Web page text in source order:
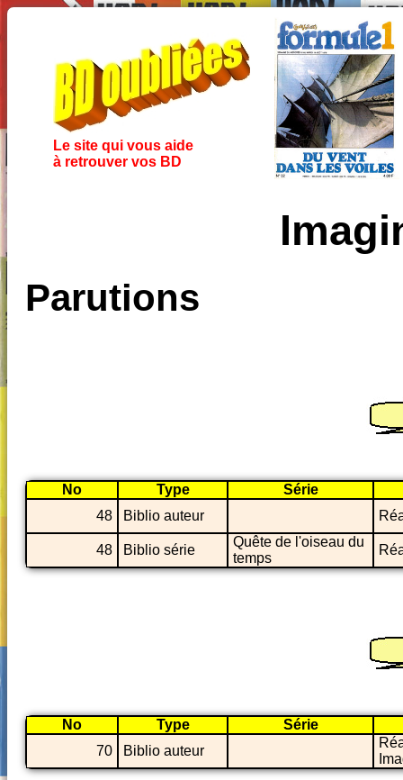
Le site qui vous aide
à retrouver vos BD
Parutions
No Type
Série
48
Biblio auteur
48 Biblio série
Quête de l'oiseau du
temps
No Type
Série
70
Biblio auteur